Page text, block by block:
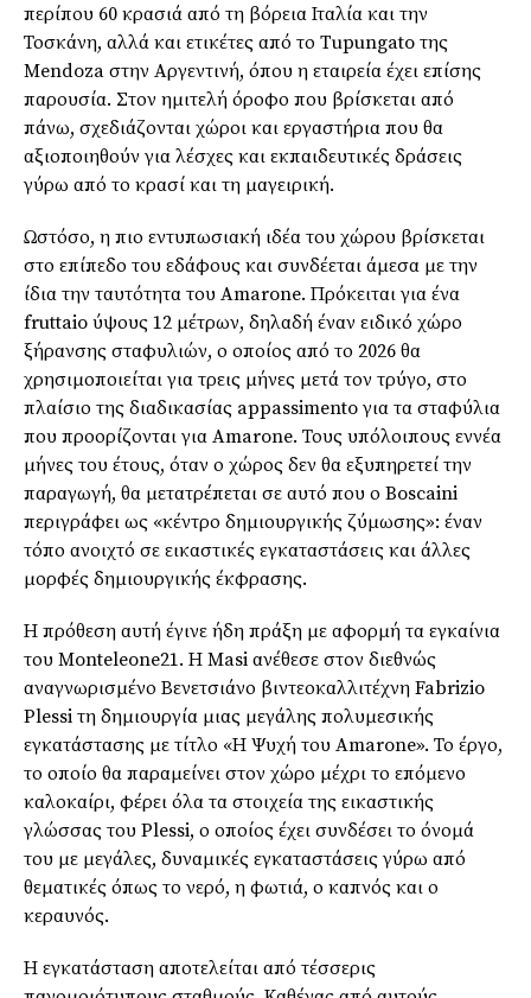
περίπου 60 κρασιά από τη βόρεια Ιταλία και την
Τοσκάνη, αλλά και ετικέτες από το Tupungato της
Mendoza στην Αργεντινή, όπου η εταιρεία έχει επίσης
παρουσία. Στον ημιτελή όροφο που βρίσκεται από
πάνω, σχεδιάζονται χώροι και εργαστήρια που θα
αξιοποιηθούν για λέσχες και εκπαιδευτικές δράσεις
γύρω από το κρασί και τη μαγειρική.
Ωστόσο, η πιο εντυπωσιακή ιδέα του χώρου βρίσκεται
στο επίπεδο του εδάφους και συνδέεται άμεσα με την
ίδια την ταυτότητα του Amarone. Πρόκειται για ένα
fruttaio ύψους 12 μέτρων, δηλαδή έναν ειδικό χώρο
ξήρανσης σταφυλιών, ο οποίος από το 2026 θα
χρησιμοποιείται για τρεις μήνες μετά τον τρύγο, στο
πλαίσιο της διαδικασίας appassimento για τα σταφύλια
που προορίζονται για Amarone. Τους υπόλοιπους εννέα
μήνες του έτους, όταν ο χώρος δεν θα εξυπηρετεί την
παραγωγή, θα μετατρέπεται σε αυτό που ο Boscaini
περιγράφει ως «κέντρο δημιουργικής ζύμωσης»: έναν
τόπο ανοιχτό σε εικαστικές εγκαταστάσεις και άλλες
μορφές δημιουργικής έκφρασης.
Η πρόθεση αυτή έγινε ήδη πράξη με αφορμή τα εγκαίνια
του Monteleone21. Η Masi ανέθεσε στον διεθνώς
αναγνωρισμένο Βενετσιάνο βιντεοκαλλιτέχνη Fabrizio
Plessi τη δημιουργία μιας μεγάλης πολυμεσικής
εγκατάστασης με τίτλο «Η Ψυχή του Amarone». Το έργο,
το οποίο θα παραμείνει στον χώρο μέχρι το επόμενο
καλοκαίρι, φέρει όλα τα στοιχεία της εικαστικής
γλώσσας του Plessi, ο οποίος έχει συνδέσει το όνομά
του με μεγάλες, δυναμικές εγκαταστάσεις γύρω από
θεματικές όπως το νερό, η φωτιά, ο καπνός και ο
κεραυνός.
Η εγκατάσταση αποτελείται από τέσσερις